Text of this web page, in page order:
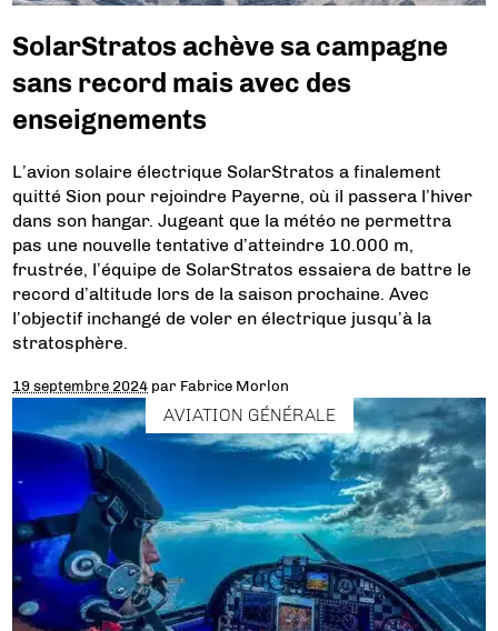
SolarStratos achève sa campagne
sans record mais avec des
enseignements
L’avion solaire électrique SolarStratos a finalement
quitté Sion pour rejoindre Payerne, où il passera l’hiver
dans son hangar. Jugeant que la météo ne permettra
pas une nouvelle tentative d’atteindre 10.000 m,
frustrée, l’équipe de SolarStratos essaiera de battre le
record d’altitude lors de la saison prochaine. Avec
l’objectif inchangé de voler en électrique jusqu’à la
stratosphère.
19 septembre 2024 par Fabrice Morlon
AVIATION GÉNÉRALE